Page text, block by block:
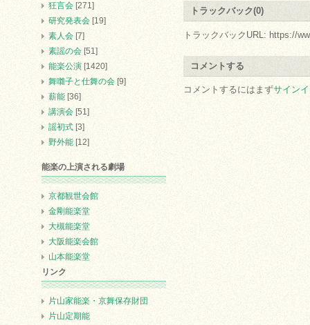
トラックバック(0)
トラックバックURL: https://
コメントする
コメントするにはまずサイン
狂言会 [271]
研究発表会 [19]
素人会 [7]
素謡の会 [51]
能楽公演 [1420]
舞囃子と仕舞の会 [9]
薪能 [36]
講演会 [51]
謡初式 [3]
野外能 [12]
能楽の上演される劇場
京都観世会館
金剛能楽堂
大槻能楽堂
大阪能楽会館
山本能楽堂
リンク
片山家能楽・京舞保存財団
片山定期能